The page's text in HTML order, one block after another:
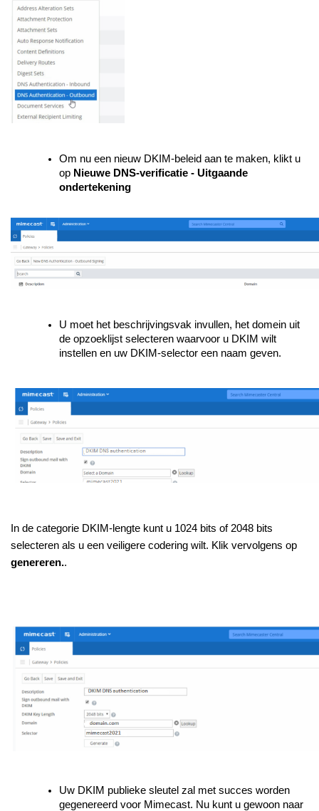
Om nu een nieuw DKIM-beleid aan te maken, klikt u
op Nieuwe DNS-verificatie - Uitgaande
ondertekening
U moet het beschrijvingsvak invullen, het domein uit
de opzoeklijst selecteren waarvoor u DKIM wilt
instellen en uw DKIM-selector een naam geven.
In de categorie DKIM-lengte kunt u 1024 bits of 2048 bits
selecteren als u een veiligere codering wilt. Klik vervolgens op
genereren..
Uw DKIM publieke sleutel zal met succes worden
gegenereerd voor Mimecast. Nu kunt u gewoon naar